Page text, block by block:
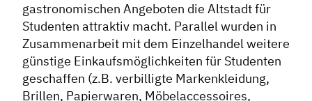
gastronomischen Angeboten die Altstadt für
Studenten attraktiv macht. Parallel wurden in
Zusammenarbeit mit dem Einzelhandel weitere
günstige Einkaufsmöglichkeiten für Studenten
geschaffen (z.B. verbilligte Markenkleidung,
Brillen, Papierwaren, Möbelaccessoires,